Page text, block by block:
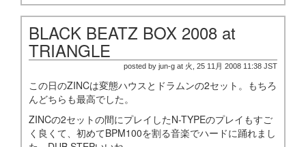
BLACK BEATZ BOX 2008 at
TRIANGLE
posted by jun-g at 火, 25 11月 2008 11:38 JST
この日のZINCは変態ハウスとドラムンの2セット。もちろ
んどちらも最高でした。
ZINCの2セットの間にプレイしたN-TYPEのプレイもすご
く良くて、初めてBPM100を割る音楽でハードに踊れまし